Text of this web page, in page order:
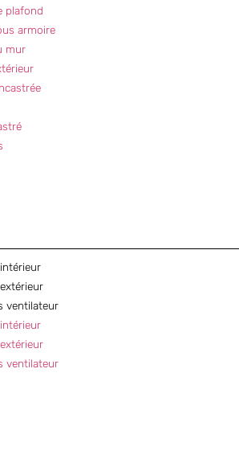
plafond
armoire
mur
ventilateur
ventilateur